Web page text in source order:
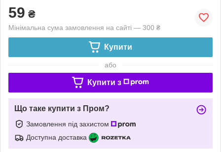
59 ₴
Мінімальна сума замовлення на сайті — 300 ₴
Купити
або
Купити з
Що таке купити з Пром?
Замовлення під захистом
Доступна доставка